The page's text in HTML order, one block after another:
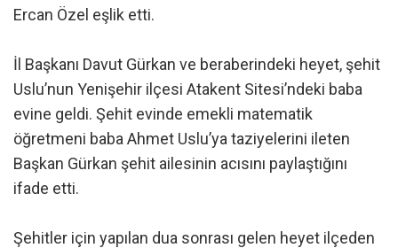
Ercan Özel eşlik etti.
İl Başkanı Davut Gürkan ve beraberindeki heyet, şehit
Uslu’nun Yenişehir ilçesi Atakent Sitesi’ndeki baba
evine geldi. Şehit evinde emekli matematik
öğretmeni baba Ahmet Uslu’ya taziyelerini ileten
Başkan Gürkan şehit ailesinin acısını paylaştığını
ifade etti.
Şehitler için yapılan dua sonrası gelen heyet ilçeden